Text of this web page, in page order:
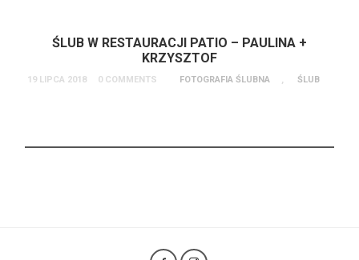
ŚLUB W RESTAURACJI PATIO – PAULINA +
KRZYSZTOF
19 LIPCA 2018 0 COMMENTS FOTOGRAFIA ŚLUBNA , ŚLUB